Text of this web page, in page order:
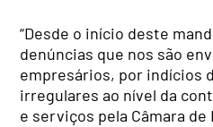
“Desde o início deste
denúncias que nos são
empresários, por indícios
irregulares ao nível da
e serviços pela Câmara de